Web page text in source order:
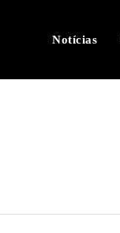
Notícias